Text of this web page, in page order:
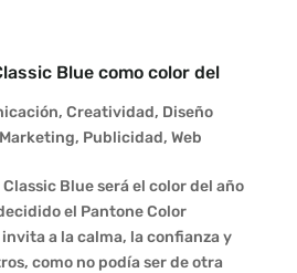
Blue como color del
, Creatividad, Diseño
Marketing, Publicidad, Web
Blue será el color del año
el Pantone Color
a la calma, la confianza y
como no podía ser de otra